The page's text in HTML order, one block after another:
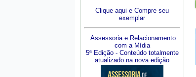
Clique aqui e Compre seu
exemplar
Assessoria e Relacionamento
com a Mídia
5ª Edição - Conteúdo totalmente
atualizado na nova edição